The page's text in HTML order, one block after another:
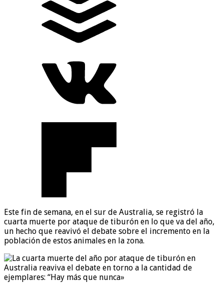
Este fin de semana, en el sur de Australia, se registró la
cuarta muerte por ataque de tiburón en lo que va del año,
un hecho que reavivó el debate sobre el incremento en la
población de estos animales en la zona.